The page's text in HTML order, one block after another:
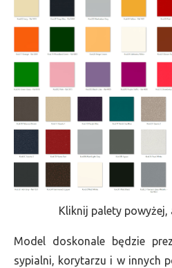
Kliknij palety powyżej,
Model doskonale będzie
sypialni, korytarzu i w innych